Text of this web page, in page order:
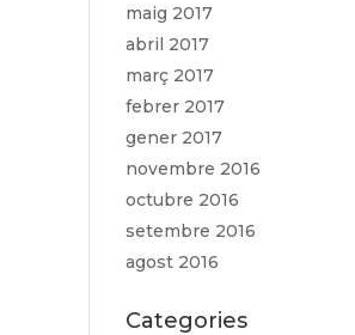
maig 2017
abril 2017
març 2017
febrer 2017
gener 2017
novembre 2016
octubre 2016
setembre 2016
agost 2016
Categories